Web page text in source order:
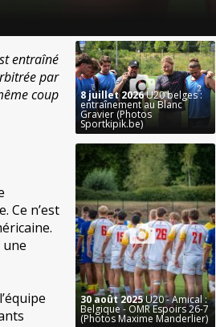
entraîné
par
coup
Ce n’est
une
8 juillet 2026U20 belges :
entraînement au Blanc
Gravier (Photos
Sportkipik.be)
30 août 2025U20 - Amical :
Belgique - OMR Espoirs 26-7
(Photos Maxime Manderlier)